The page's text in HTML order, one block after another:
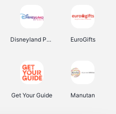
Disneyland Paris EuroGifts
Get Your Guide Manutan